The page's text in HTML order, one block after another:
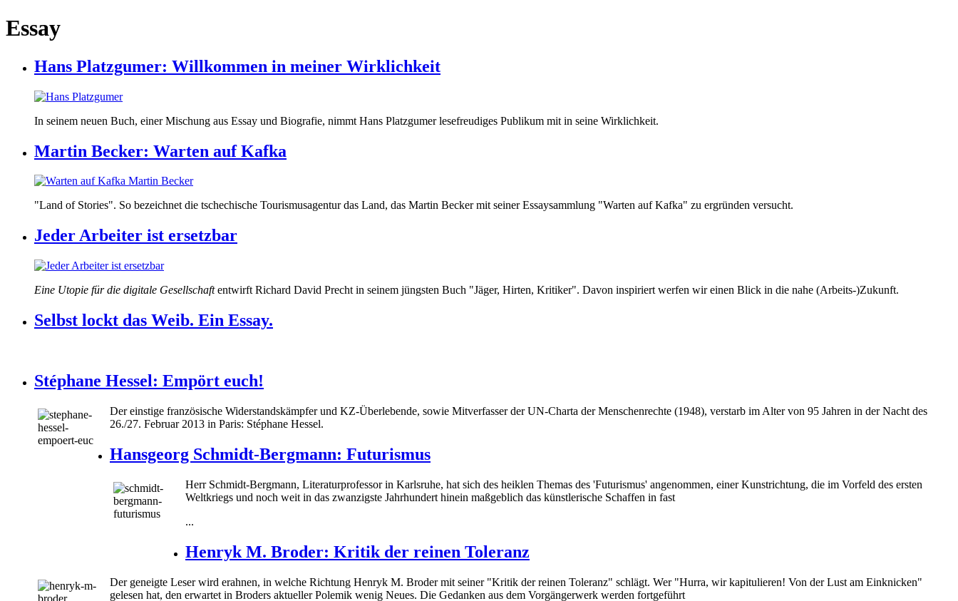
Essay
Hans Platzgumer: Willkommen in meiner Wirklichkeit
In seinem neuen Buch, einer Mischung aus Essay und Biografie, nimmt Hans Platzgumer lesefreudiges Publikum mit in seine Wirklichkeit.
Martin Becker: Warten auf Kafka
"Land of Stories". So bezeichnet die tschechische Tourismusagentur das Land, das Martin Becker mit seiner Essaysammlung "Warten auf Kafka" zu ergründen versucht.
Jeder Arbeiter ist ersetzbar
Eine Utopie für die digitale Gesellschaftentwirft Richard David Precht in seinem jüngsten Buch "Jäger, Hirten, Kritiker". Davon inspiriert werfen wir einen Blick in die nahe (Arbeits-)Zukunft.
Selbst lockt das Weib. Ein Essay.
Stéphane Hessel: Empört euch!
Der einstige französische Widerstandskämpfer und KZ-Überlebende, sowie Mitverfasser der UN-Charta der Menschenrechte (1948), verstarb im Alter von 95 Jahren in der Nacht des
26./27. Februar 2013 in Paris: Stéphane Hessel.
Hansgeorg Schmidt-Bergmann: Futurismus
Herr Schmidt-Bergmann, Literaturprofessor in Karlsruhe, hat sich des heiklen Themas des 'Futurismus' angenommen, einer Kunstrichtung, die im Vorfeld des ersten
Weltkriegs und noch weit in das zwanzigste Jahrhundert hinein maßgeblich das künstlerische Schaffen in fast
...
Henryk M. Broder: Kritik der reinen Toleranz
Der geneigte Leser wird erahnen, in welche Richtung Henryk M. Broder mit seiner "Kritik der reinen Toleranz" schlägt. Wer "Hurra, wir kapitulieren! Von der Lust am Einknicken"
gelesen hat, den erwartet in Broders aktueller Polemik wenig Neues. Die Gedanken aus dem Vorgängerwerk werden fortgeführt